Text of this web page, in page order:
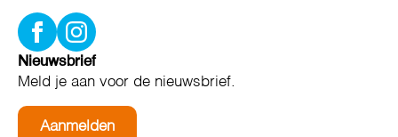
Nieuwsbrief
Meld je aan voor de nieuwsbrief.
Aanmelden